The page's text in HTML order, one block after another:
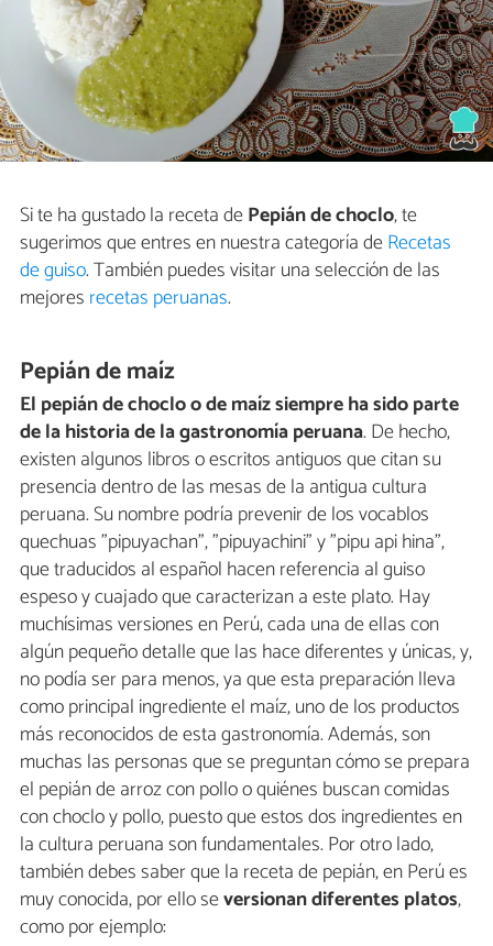
Si te ha gustado la receta dePepián de choclo, te
sugerimos que entres en nuestra categoría deRecetas
de guiso. También puedes visitar una selección de las
mejores recetas peruanas.
Pepián de maíz
El pepián de choclo o de maíz siempre ha sido parte
de la historia de la gastronomía peruana. De hecho,
existen algunos libros o escritos antiguos que citan su
presencia dentro de las mesas de la antigua cultura
peruana. Su nombre podría prevenir de los vocablos
quechuas "pipuyachan", "pipuyachini" y "pipu api hina",
que traducidos al español hacen referencia al guiso
espeso y cuajado que caracterizan a este plato. Hay
muchísimas versiones en Perú, cada una de ellas con
algún pequeño detalle que las hace diferentes y únicas, y,
no podía ser para menos, ya que esta preparación lleva
como principal ingrediente el maíz, uno de los productos
más reconocidos de esta gastronomía. Además, son
muchas las personas que se preguntan cómo se prepara
el pepián de arroz con pollo o quiénes buscan comidas
con choclo y pollo, puesto que estos dos ingredientes en
la cultura peruana son fundamentales. Por otro lado,
también debes saber que la receta de pepián, en Perú es
muy conocida, por ello seversionan diferentes platos,
como por ejemplo: